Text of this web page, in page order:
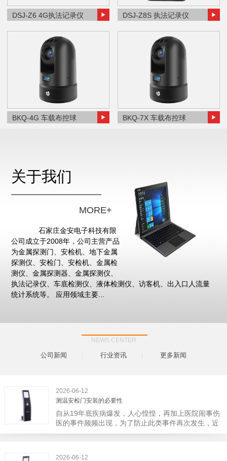
DSJ-Z6 4G执法记录仪 DSJ-Z8S 执法记录仪
BKQ-4G 车载布控球 BKQ-7X 车载布控球
关于我们
MORE+
石家庄金安电子科技有限
公司成立于2008年，公司主营产品
为金属探测门、安检机、地下金属
探测仪、安检门、安检机、金属检
测仪、金属探测器、金属探测仪、
执法记录仪、车底检测仪、液体检测仪、访客机、出入口人流量
统计系统等。 应用领域主要...
NEWS CENTER
公司新闻 行业资讯 更多新闻
2026-06-12
测温安检门安装的必要性
自从19年底疾病爆发，人心惶惶，再加上医院闹事伤
医的事件频频出现，为了防止此类事件再次发生，近
日，广西南宁市卫建委发出通知，要求当地市属各三
2026-06-12